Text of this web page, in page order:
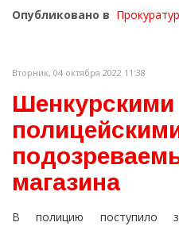
Опубликовано в
Вторник, 04 октября 2022 11:38
Шенкурскими
магазина
В полицию поступило